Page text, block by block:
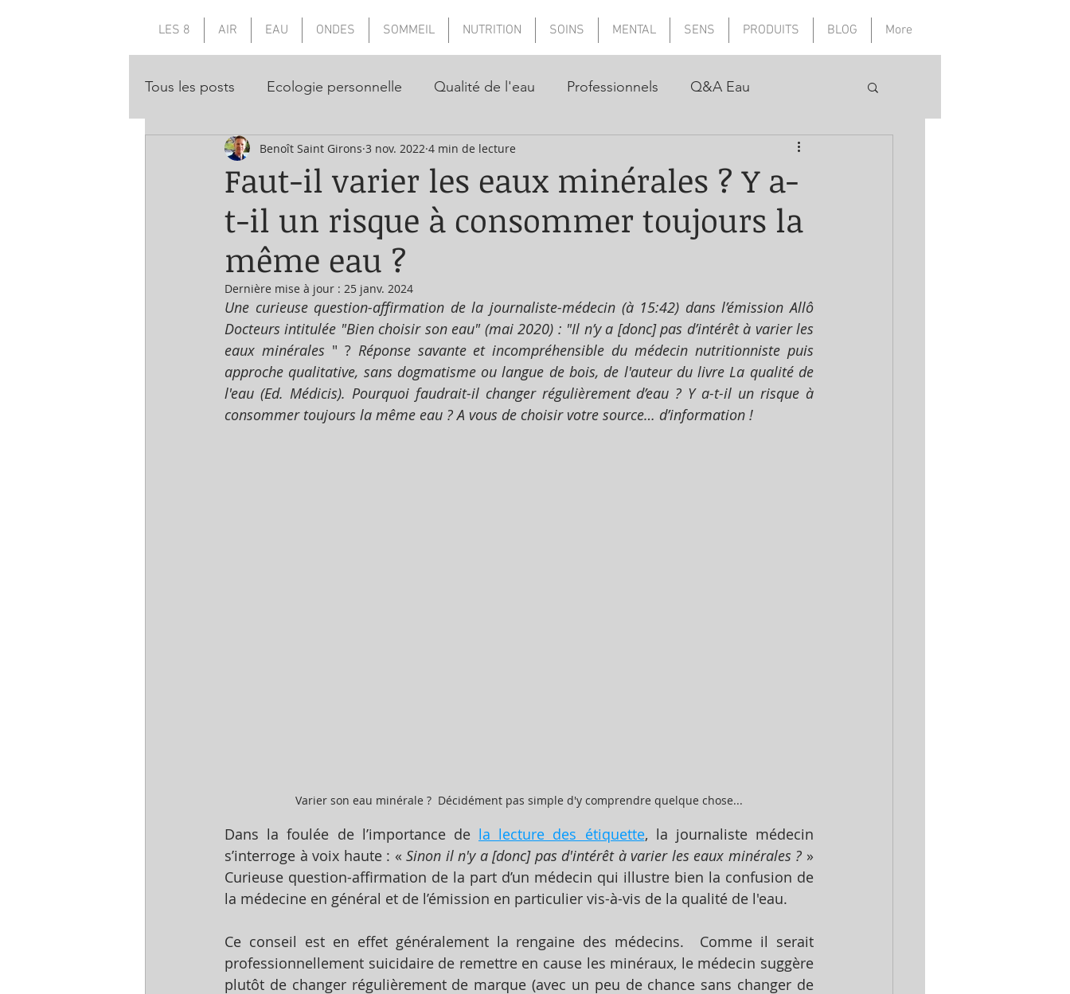
LES 8 AIR EAU ONDES SOMMEIL NUTRITION SOINS MENTAL SENS PRODUITS BLOG More
Tous les posts Ecologie personnelle Qualité de l'eau Professionnels Q&A Eau
Faut-il varier les eaux minérales ? Y a-
t-il un risque à consommer toujours la
même eau ?
Benoît Saint Girons 3 nov. 2022 4 min de lecture
Dernière mise à jour : 25 janv. 2024
Une curieuse question-affirmation de la journaliste-médecin (à 15:42) dans l’émission Allô
Docteurs intitulée "Bien choisir son eau" (mai 2020) : "Il n’y a [donc] pas d’intérêt à varier les
eaux minérales " ? Réponse savante et incompréhensible du médecin nutritionniste puis
approche qualitative, sans dogmatisme ou langue de bois, de l'auteur du livre La qualité de
l'eau (Ed. Médicis). Pourquoi faudrait-il changer régulièrement d’eau ? Y a-t-il un risque à
consommer toujours la même eau ? A vous de choisir votre source… d’information !
Varier son eau minérale ?  Décidément pas simple d'y comprendre quelque chose...
Dans la foulée de l’importance de la lecture des étiquette, la journaliste médecin
s’interroge à voix haute : « Sinon il n'y a [donc] pas d'intérêt à varier les eaux minérales ? »
Curieuse question-affirmation de la part d’un médecin qui illustre bien la confusion de
la médecine en général et de l’émission en particulier vis-à-vis de la qualité de l'eau.
Ce conseil est en effet généralement la rengaine des médecins.  Comme il serait
professionnellement suicidaire de remettre en cause les minéraux, le médecin suggère
plutôt de changer régulièrement de marque (avec un peu de chance sans changer de